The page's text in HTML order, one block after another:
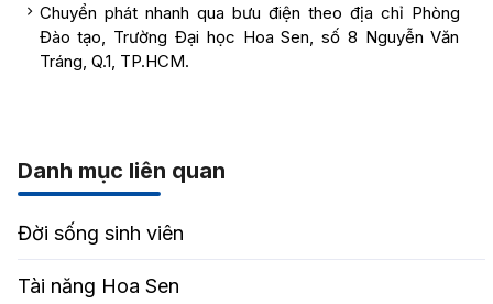
Chuyển phát nhanh qua bưu điện theo địa chỉ Phòng
Đào tạo, Trường Đại học Hoa Sen, số 8 Nguyễn Văn
Tráng, Q.1, TP.HCM.
Danh mục liên quan
Đời sống sinh viên
Tài năng Hoa Sen